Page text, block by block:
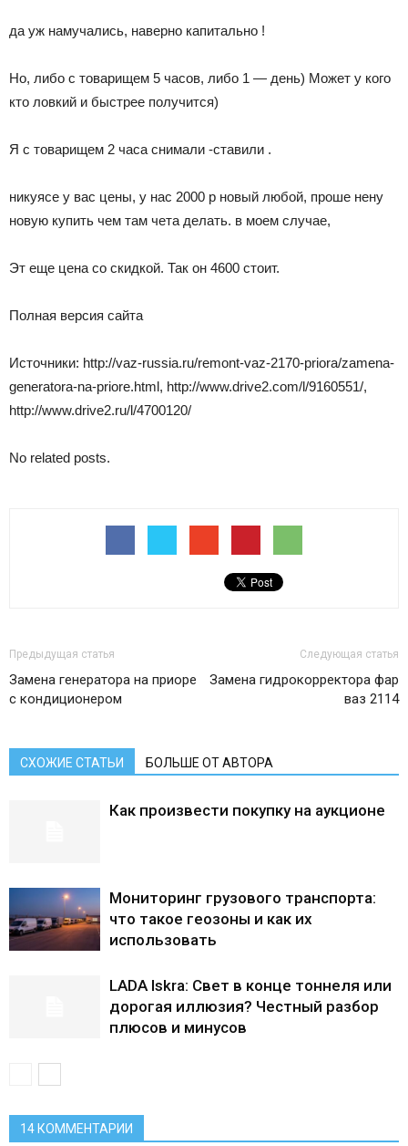
да уж намучались, наверно капитально !
Но, либо с товарищем 5 часов, либо 1 — день) Может у кого
кто ловкий и быстрее получится)
Я с товарищем 2 часа снимали -ставили .
никуясе у вас цены, у нас 2000 р новый любой, проше нену
новую купить чем там чета делать. в моем случае,
Эт еще цена со скидкой. Так он 4600 стоит.
Полная версия сайта
Источники: http://vaz-russia.ru/remont-vaz-2170-priora/zamena-
generatora-na-priore.html, http://www.drive2.com/l/9160551/,
http://www.drive2.ru/l/4700120/
No related posts.
Предыдущая статья
Замена генератора на приоре
с кондиционером
Следующая статья
Замена гидрокорректора фар
ваз 2114
СХОЖИЕ СТАТЬИ БОЛЬШЕ ОТ АВТОРА
Как произвести покупку на аукционе
Мониторинг грузового транспорта:
что такое геозоны и как их
использовать
LADA Iskra: Свет в конце тоннеля или
дорогая иллюзия? Честный разбор
плюсов и минусов
14 КОММЕНТАРИИ